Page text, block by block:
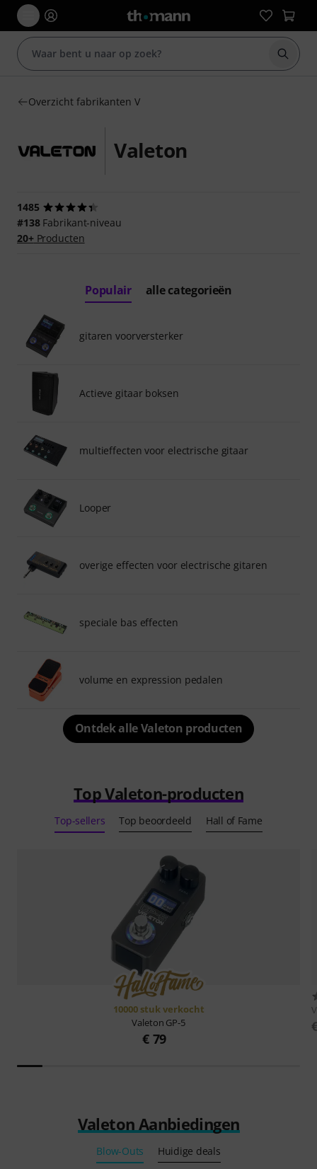
Zoek
Overzicht fabrikanten V
Valeton
1485
#138Fabrikant-niveau
20+Producten
Populair alle categorieën
gitaren voorversterker
Actieve gitaar boksen
multieffecten voor electrische gitaar
Looper
overige effecten voor electrische gitaren
speciale bas effecten
volume en expression pedalen
Ontdek alle Valeton producten
Top Valeton-producten
Top-sellers Top beoordeeld Hall of Fame
10000 stuk verkocht
Valeton GP-5
€ 79
Valeton Aanbiedingen
Blow-Outs Huidige deals